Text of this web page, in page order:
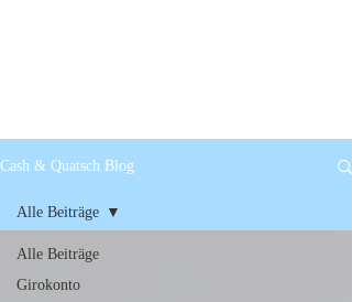
Cash & Quatsch Blog
Alle Beiträge
Girokonto
Alle Beiträge